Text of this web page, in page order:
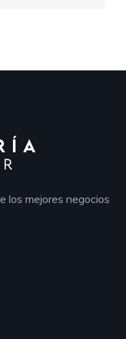
los mejores negocios